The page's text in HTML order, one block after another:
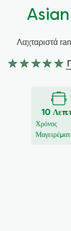
Συνταγές
Λαχταριστά
Δεν
αξιολογήσεις
10
Χρόνος